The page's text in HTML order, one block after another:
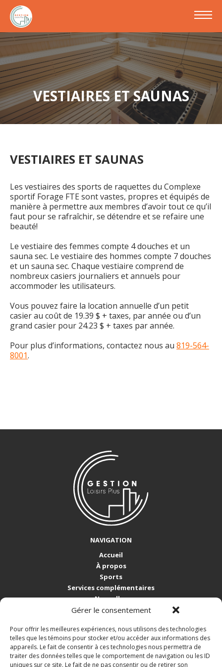
Gérer le consentement
Pour offrir les meilleures expériences, nous utilisons des technologies
telles que les témoins pour stocker et/ou accéder aux informations des
appareils. Le fait de consentir à ces technologies nous permettra de
traiter des données telles que le comportement de navigation ou les ID
uniques sur ce site. Le fait de ne pas consentir ou de retirer son
VESTIAIRES ET SAUNAS
VESTIAIRES ET SAUNAS
Les vestiaires des sports de raquettes du Complexe
sportif Forage FTE sont vastes, propres et équipés de
manière à permettre aux membres d’avoir tout ce qu’il
faut pour se rafraîchir, se détendre et se refaire une
beauté!
Le vestiaire des femmes compte 4 douches et un
sauna sec. Le vestiaire des hommes compte 7 douches
et un sauna sec. Chaque vestiaire comprend de
nombreux casiers journaliers et annuels pour
accommoder les utilisateurs.
Vous pouvez faire la location annuelle d’un petit
casier au coût de 19.39 $ + taxes, par année ou d’un
grand casier pour 24.23 $ + taxes par année.
Pour plus d’informations, contactez nous au 819-564-
8001.
NAVIGATION
Accueil
À propos
Sports
Services complémentaires
Nouvelles
Nous joindre
COORDONNÉES
5265, rue de Gaspé
Sherbrooke QC J1N 2C8
Tél.: 819 564-8001